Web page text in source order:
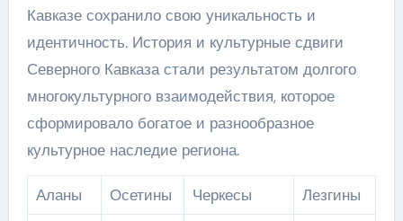
Кавказе сохранило свою уникальность и
идентичность. История и культурные сдвиги
Северного Кавказа стали результатом долгого
многокультурного взаимодействия, которое
сформировало богатое и разнообразное
культурное наследие региона.
Аланы Осетины Черкесы
Лезгины